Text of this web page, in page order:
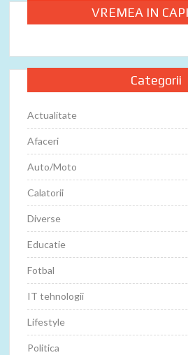
VREMEA IN
Categorii
Actualitate
Afaceri
Auto/Moto
Calatorii
Diverse
Educatie
Fotbal
IT tehnologii
Lifestyle
Politica